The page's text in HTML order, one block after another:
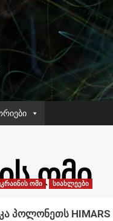
ომი
ომი სიახლეები
პოლონეთს HIMARS